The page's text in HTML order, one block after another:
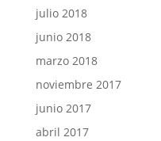
julio 2018
junio 2018
marzo 2018
noviembre 2017
junio 2017
abril 2017